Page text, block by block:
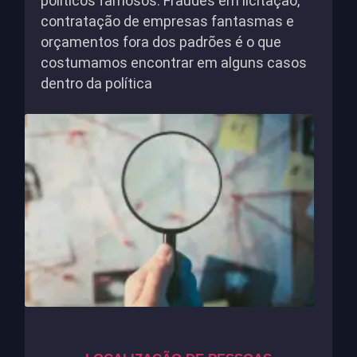
contratação de empresas fantasmas e
orçamentos fora dos padrões é o que
costumamos encontrar em alguns casos
dentro da política